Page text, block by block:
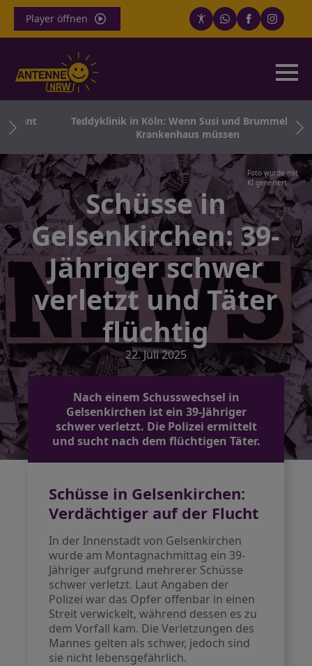
Player öffnen
Teddyklinik in Köln: Wenn Susi und Brummel ins
Krankenhaus müssen
Foto wurde mit
KI generiert
Schüsse in
Gelsenkirchen: 39-
Jähriger schwer
verletzt und Täter
flüchtig
22. Juli 2025
Nach einem Schusswechsel in
Gelsenkirchen ist ein 39-Jähriger
schwer verletzt. Die Polizei ermittelt
und sucht nach dem flüchtigen Täter.
Schüsse in Gelsenkirchen:
Verdächtiger auf der Flucht
In der Innenstadt von Gelsenkirchen
wurde am Montagnachmittag ein 39-
Jähriger aufgrund mehrerer Schüsse
schwer verletzt. Laut Angaben der
Polizei war das Opfer offenbar in einen
Streit verwickelt, während dessen es zu
dem Vorfall kam. Die Verletzungen des
Mannes gelten als schwer, jedoch sind
sie nicht lebensgefährlich.